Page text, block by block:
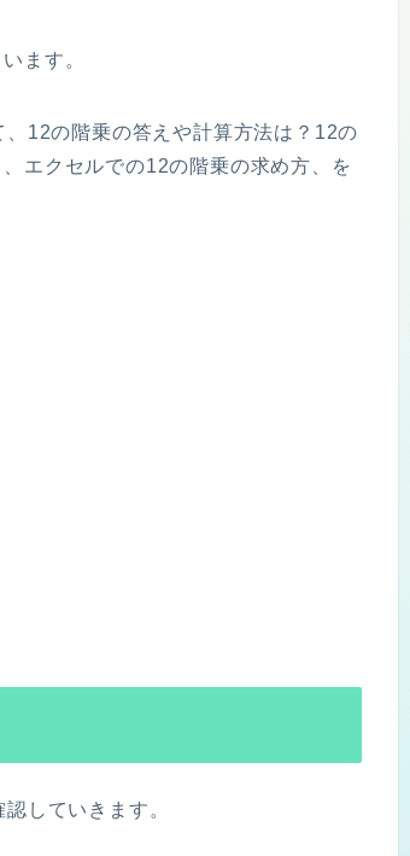
ます。
12の階乗の答えや計算方法は？12の
エクセルでの12の階乗の求め方、を
していきます。